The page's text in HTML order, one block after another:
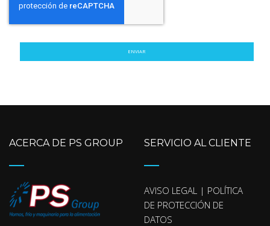
ENVIAR
ACERCA DE PS GROUP SERVICIO AL CLIENTE
AVISO LEGAL | POLÍTICA
DE PROTECCIÓN DE
DATOS